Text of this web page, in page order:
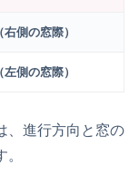
側の窓際）
側の窓際）
、進行方向と窓の